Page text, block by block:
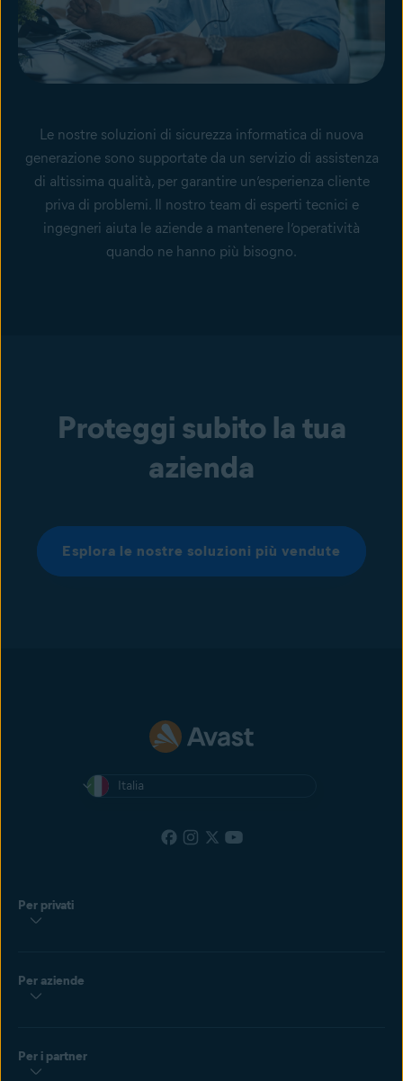
Le nostre soluzioni di sicurezza informatica di nuova
generazione sono supportate da un servizio di assistenza
di altissima qualità, per garantire un’esperienza cliente
priva di problemi. Il nostro team di esperti tecnici e
ingegneri aiuta le aziende a mantenere l’operatività
quando ne hanno più bisogno.
Proteggi subito la tua
azienda
Esplora le nostre soluzioni più vendute
Italia
Per privati
Per aziende
Per i partner